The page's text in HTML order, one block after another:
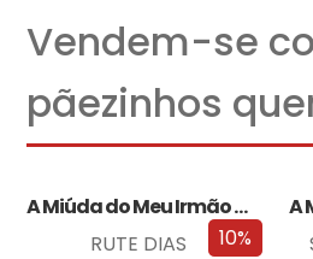
Vendem-se
pãezinhos
10%
A Miúda do Meu Irmão – Edição…
RUTE DIAS